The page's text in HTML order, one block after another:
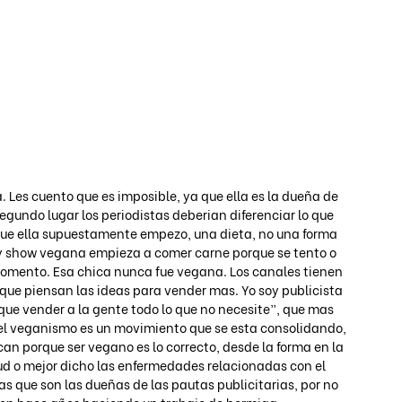
cuento que es imposible, ya que ella es la dueña de
lugar los periodistas deberian diferenciar lo que
ella supuestamente empezo, una dieta, no una forma
vegana empieza a comer carne porque se tento o
Esa chica nunca fue vegana. Los canales tienen
piensan las ideas para vender mas. Yo soy publicista
vender a la gente todo lo que no necesite”, que mas
es un movimiento que se esta consolidando,
porque ser vegano es lo correcto, desde la forma en la
o mejor dicho las enfermedades relacionadas con el
que son las dueñas de las pautas publicitarias, por no